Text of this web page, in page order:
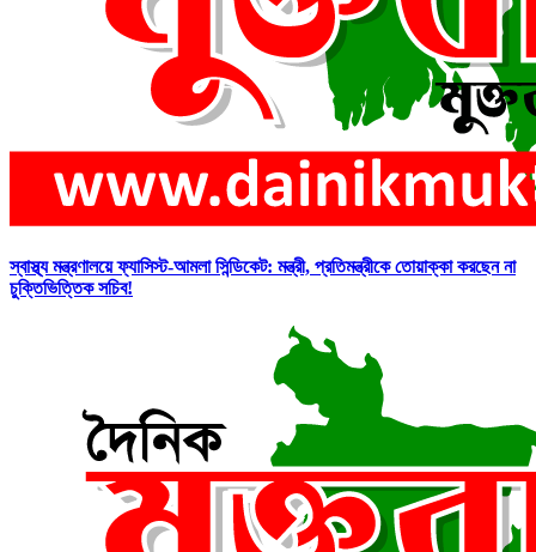
স্বাস্থ্য মন্ত্রণালয়ে ফ্যাসিস্ট-আমলা সিন্ডিকেট: মন্ত্রী, প্রতিমন্ত্রীকে তোয়াক্কা করছেন না
চুক্তিভিত্তিক সচিব!